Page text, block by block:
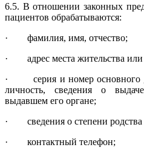
6.5. В отношении законных
пациентов обрабатываются:
· фамилия, имя, отчество;
· адрес места жительства или
· серия и номер основного
личность, све­дения о
выдавшем его органе;
· сведения о степени родства
· контактный телефон;